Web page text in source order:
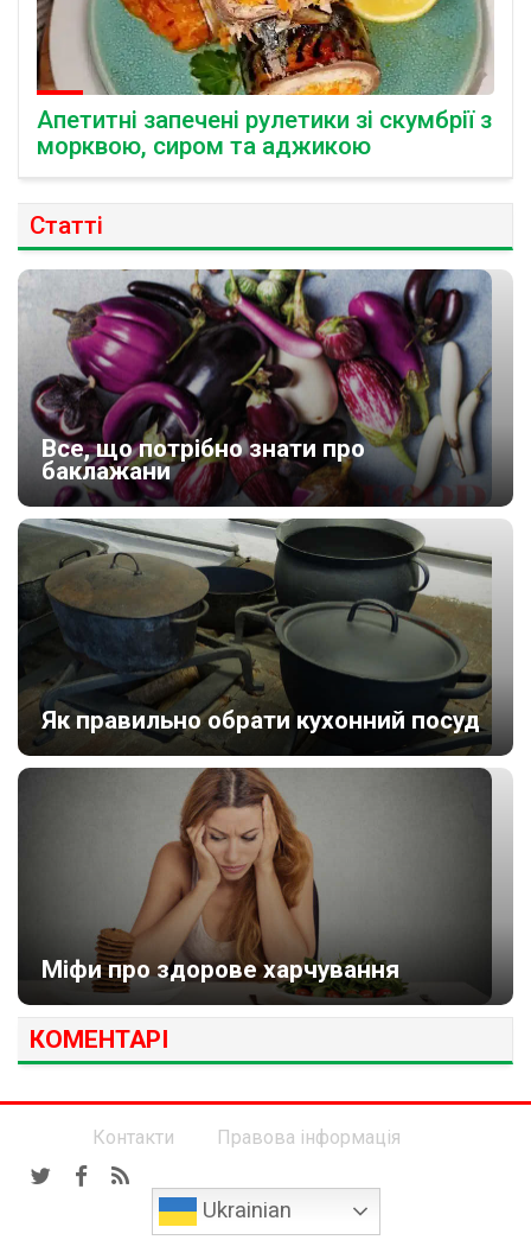
Апетитні запечені рулетики зі скумбрії з
морквою, сиром та аджикою
Статті
Все, що потрібно знати про
баклажани
Як правильно обрати кухонний посуд
Міфи про здорове харчування
КОМЕНТАРІ
Контакти Правова інформація
Ukrainian